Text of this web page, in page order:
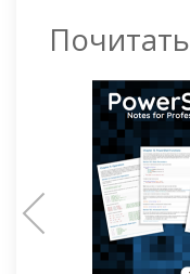
Почитать